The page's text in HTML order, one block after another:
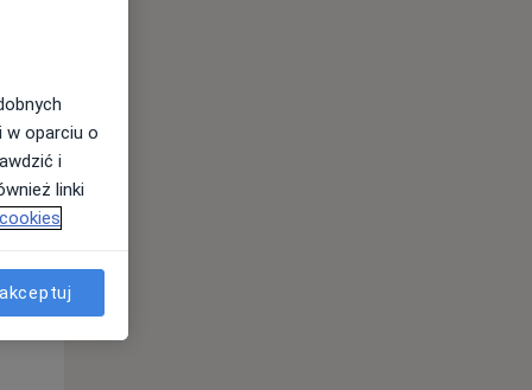
Czw,
13 Sie
w oparciu o
i
linki